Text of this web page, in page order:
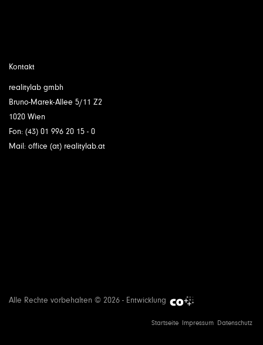
Kontakt
realitylab gmbh
Bruno-Marek-Allee 5/11 Z2
1020 Wien
Fon: (43) 01 996 20 15 - 0
Mail: office (at) realitylab.at
Alle Rechte vorbehalten © 2026 - Entwicklung
Startseite Impressum Datenschutz